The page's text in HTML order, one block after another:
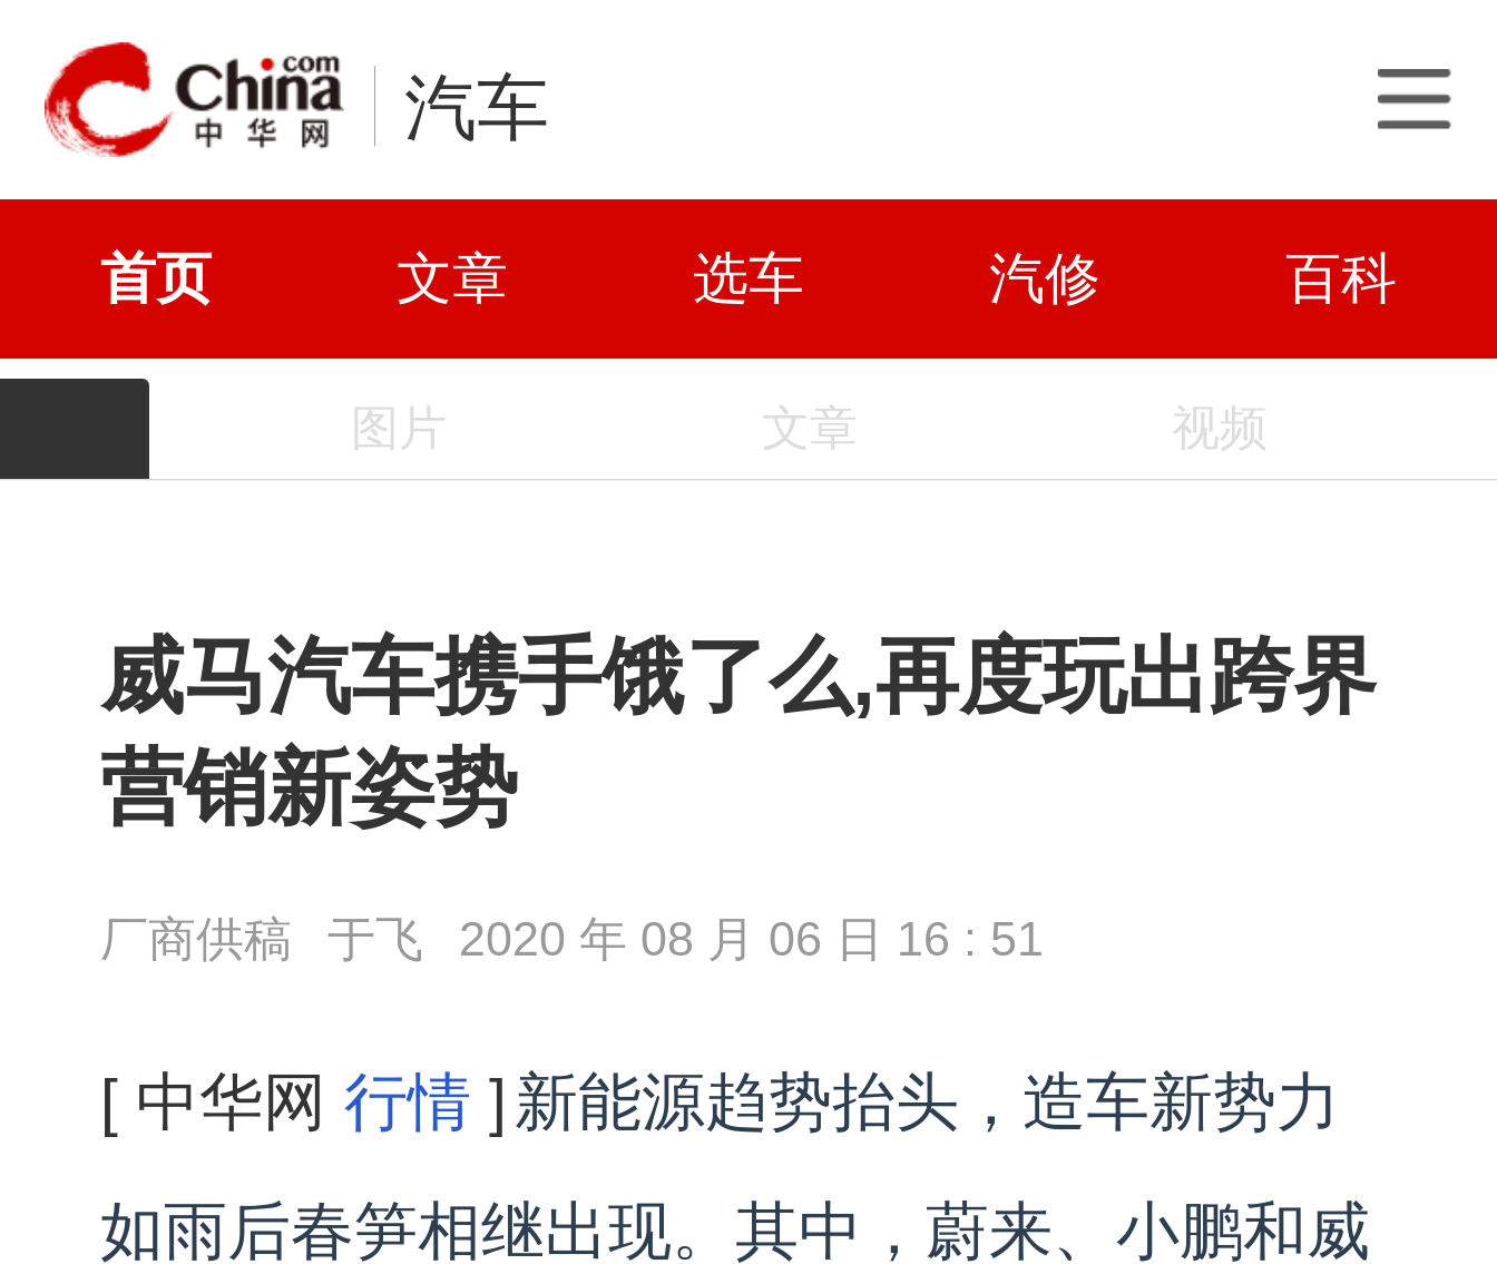
汽车
首页 文章 选车 汽修 百科
图片 文章 视频
威马汽车携手饿了么,再度玩出跨界
营销新姿势
厂商供稿 于飞 2020 年 08 月 06 日 16 : 51
[ 中华网 行情 ] 新能源趋势抬头，造车新势力
如雨后春笋相继出现。其中，蔚来、小鹏和威